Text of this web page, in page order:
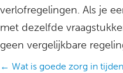
verlofregelingen. Als je
met dezelfde
geen vergelijkbare
Posts
← Wat is goede zorg in